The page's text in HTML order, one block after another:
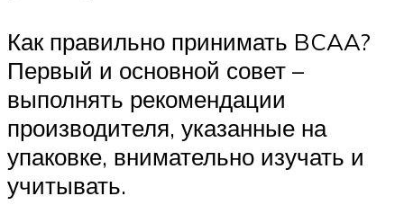
Как правильно принимать BCAA?
Первый и основной совет –
выполнять рекомендации
производителя, указанные на
упаковке, внимательно изучать и
учитывать.